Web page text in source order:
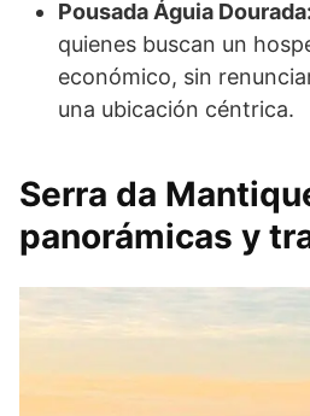
Pousada Águia Dourada:
quienes buscan un
económico, sin
una ubicación céntrica.
Serra da
panorámicas y